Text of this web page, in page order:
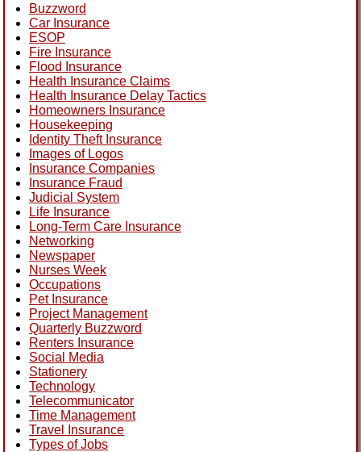
Buzzword
Car Insurance
ESOP
Fire Insurance
Flood Insurance
Health Insurance Claims
Health Insurance Delay Tactics
Homeowners Insurance
Housekeeping
Identity Theft Insurance
Images of Logos
Insurance Companies
Insurance Fraud
Judicial System
Life Insurance
Long-Term Care Insurance
Networking
Newspaper
Nurses Week
Occupations
Pet Insurance
Project Management
Quarterly Buzzword
Renters Insurance
Social Media
Stationery
Technology
Telecommunicator
Time Management
Travel Insurance
Types of Jobs